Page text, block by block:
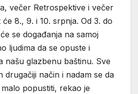
večer Retrospektive i večer
8., 9. i 10. srpnja. Od 3. do
se događanja na samoj
ljudima da se opuste i
našu glazbenu baštinu. Sve
drugačiji način i nadam se da
popustiti, rekao je